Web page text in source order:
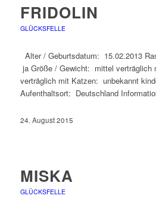
FRIDOLIN
GLÜCKSFELLE
Alter / Geburtsdatum: 15.02.2013
ja Größe / Gewicht: mittel verträglich
verträglich mit Katzen: unbekannt
Aufenthaltsort: Deutschland
24. August 2015
MISKA
GLÜCKSFELLE